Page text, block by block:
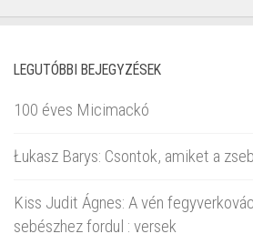
LEGUTÓBBI BEJEGYZÉSEK
100 éves Micimackó
Łukasz Barys: Csontok, amiket a
Kiss Judit Ágnes: A vén
sebészhez fordul : versek